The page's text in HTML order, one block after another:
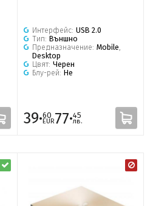
Интерфейс: USB 2.0
Тип: Външно
Предназначение: Mobile,
Desktop
Цвят: Черен
Блу-рей: Не
39·60
EUR77·45
лв.